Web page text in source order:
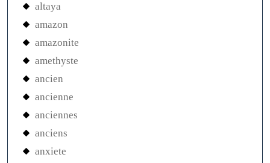
altaya
amazon
amazonite
amethyste
ancien
ancienne
anciennes
anciens
anxiete